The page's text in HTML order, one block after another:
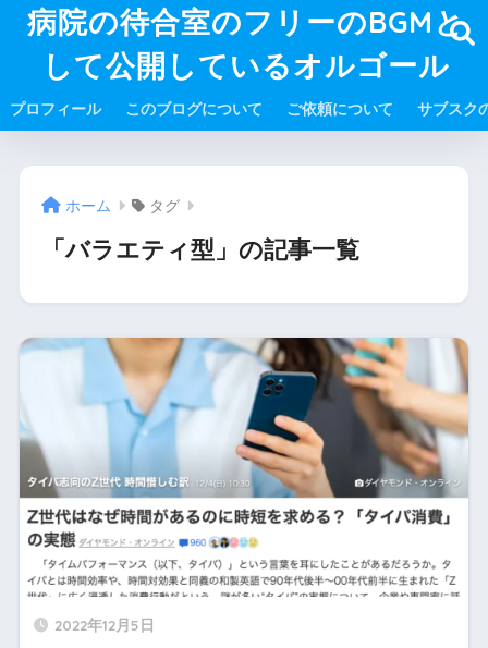
病院の待合室のフリーのBGMと
して公開しているオルゴール
プロフィール このブログについて ご依頼について サブスク
ホーム タグ
「バラエティ型」の記事一覧
2022年12月5日